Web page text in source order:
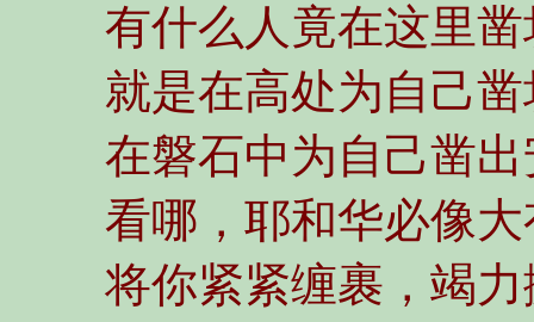
有什么人竟在这里
就是在高处为自己
在磐石中为自己凿
看哪，耶和华必像
将你紧紧缠裹，竭